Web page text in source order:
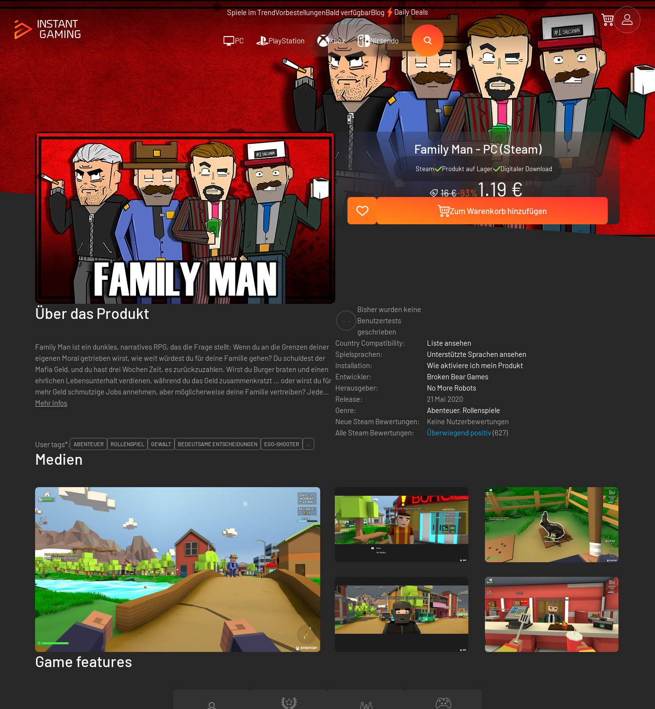
Spiele im TrendVorbestellungenBald verfügbarBlog Daily Deals
PC PlayStation Xbox Nintendo
Family Man - PC (Steam)
Steam Produkt auf Lager Digitaler Download
16 €-93%1.19 €
Zum Warenkorb hinzufügen
Über das Produkt
Family Man ist ein dunkles, narratives RPG, das die Frage stellt: Wenn du an die Grenzen deiner
eigenen Moral getrieben wirst, wie weit würdest du für deine Familie gehen? Du schuldest der
Mafia Geld, und du hast drei Wochen Zeit, es zurückzuzahlen. Wirst du Burger braten und einen
ehrlichen Lebensunterhalt verdienen, während du das Geld zusammenkratzt … oder wirst du für
mehr Geld schmutzige Jobs annehmen, aber möglicherweise deine Familie vertreiben? Jede
Entscheidung, die du triffs...
Mehr Infos
Bisher wurden keine
Benutzertests
geschrieben
Country Compatibility:
Liste ansehen
Spielsprachen:
Unterstützte Sprachen ansehen
Installation:
Wie aktiviere ich mein Produkt
Entwickler:
Broken Bear Games
Herausgeber:
No More Robots
Release:
21 Mai 2020
Genre:
Abenteuer, Rollenspiele
Neue Steam Bewertungen:
Keine Nutzerbewertungen
Alle Steam Bewertungen:
Überwiegend positiv(627)
User tags*:
ABENTEUER ROLLENSPIEL GEWALT BEDEUTSAME ENTSCHEIDUNGEN EGO-SHOOTER ...
Medien
Game features